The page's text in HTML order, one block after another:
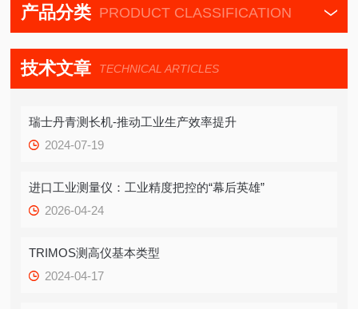
产品分类 PRODUCT CLASSIFICATION
技术文章 TECHNICAL ARTICLES
瑞士丹青测长机-推动工业生产效率提升
2024-07-19
进口工业测量仪：工业精度把控的“幕后英雄”
2026-04-24
TRIMOS测高仪基本类型
2024-04-17